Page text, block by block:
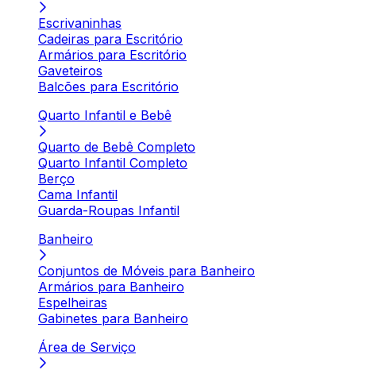
Escrivaninhas
Cadeiras para Escritório
Armários para Escritório
Gaveteiros
Balcões para Escritório
Quarto Infantil e Bebê
Quarto de Bebê Completo
Quarto Infantil Completo
Berço
Cama Infantil
Guarda-Roupas Infantil
Banheiro
Conjuntos de Móveis para Banheiro
Armários para Banheiro
Espelheiras
Gabinetes para Banheiro
Área de Serviço